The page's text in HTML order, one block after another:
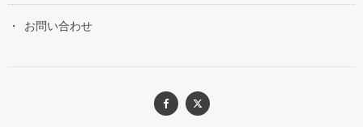
お問い合わせ